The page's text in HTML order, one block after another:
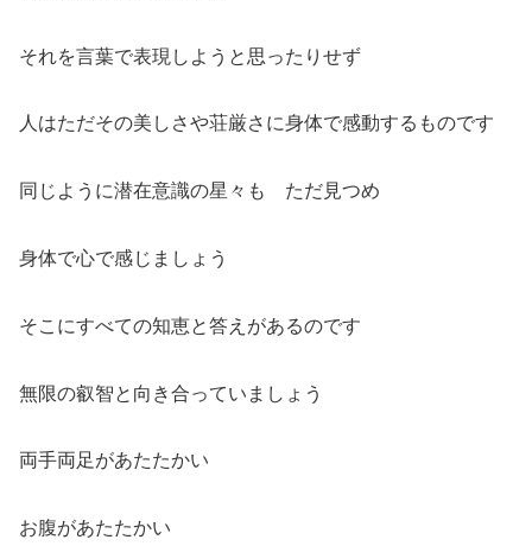
それを言葉で表現しようと思ったりせず
人はただその美しさや荘厳さに身体で感動するものです
同じように潜在意識の星々も ただ見つめ
身体で心で感じましょう
そこにすべての知恵と答えがあるのです
無限の叡智と向き合っていましょう
両手両足があたたかい
お腹があたたかい